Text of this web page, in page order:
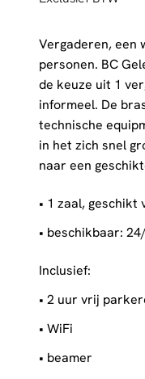
Vergaderen, een
personen. BC
de keuze uit 1
informeel. De
technische
in het zich snel
naar een
• 1 zaal,
• beschikbaar:
Inclusief:
• 2 uur vrij
• WiFi
• beamer